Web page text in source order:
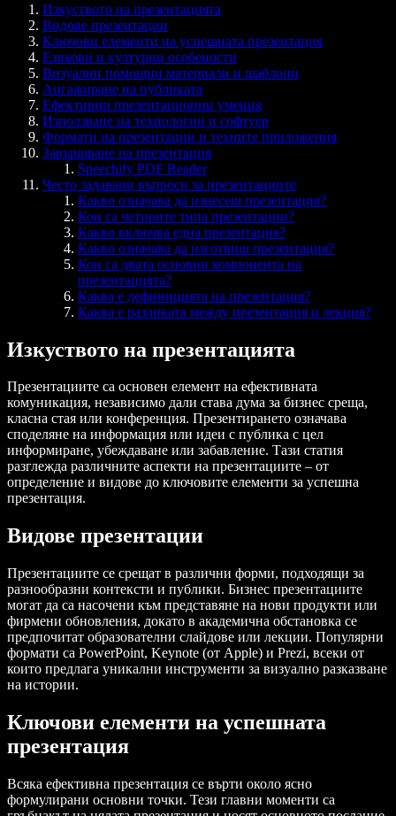
Изкуството на презентацията
Видове презентации
Ключови елементи на успешната презентация
Езикови и културни особености
Визуални помощни материали и шаблони
Ангажиране на публиката
Ефективни презентационни умения
Използване на технологии и софтуер
Формати на презентации и техните приложения
Завършване на презентация
Speechify PDF Reader
Често задавани въпроси за презентациите
Какво означава да изнесеш презентация?
Кои са четирите типа презентации?
Какво включва една презентация?
Какво означава да изготвиш презентация?
Кои са двата основни компонента на
презентацията?
Каква е дефиницията на презентация?
Каква е разликата между презентация и лекция?
Изкуството на презентацията
Презентациите са основен елемент на ефективната
комуникация, независимо дали става дума за бизнес среща,
класна стая или конференция. Презентирането означава
споделяне на информация или идеи с публика с цел
информиране, убеждаване или забавление. Тази статия
разглежда различните аспекти на презентациите – от
определение и видове до ключовите елементи за успешна
презентация.
Видове презентации
Презентациите се срещат в различни форми, подходящи за
разнообразни контексти и публики. Бизнес презентациите
могат да са насочени към представяне на нови продукти или
фирмени обновления, докато в академична обстановка се
предпочитат образователни слайдове или лекции. Популярни
формати са PowerPoint, Keynote (от Apple) и Prezi, всеки от
които предлага уникални инструменти за визуално разказване
на истории.
Ключови елементи на успешната
презентация
Всяка ефективна презентация се върти около ясно
формулирани основни точки. Тези главни моменти са